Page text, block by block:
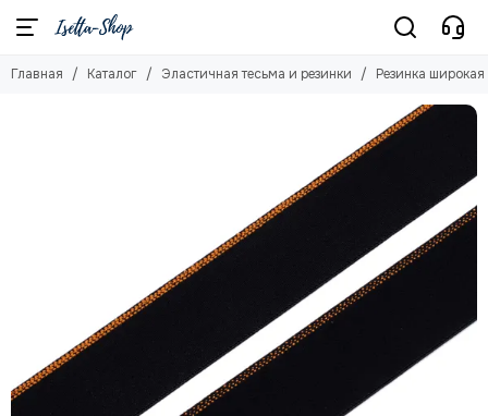
Эластичная тесьма и резинки
Главная Каталог Эластичная тесьма и резинки Резинка широкая